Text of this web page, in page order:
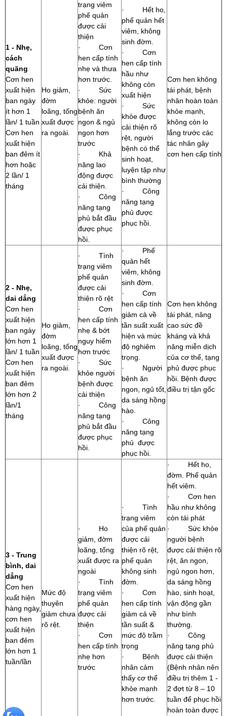
1 - Nhẹ,
cách
quãng
Cơn hen
xuất hiện
ban ngày
ít hơn 1
lần/ 1 tuần
Cơn hen
xuất hiện
ban đêm ít
hơn hoặc
2 lần/ 1
tháng
Ho giảm,
đờm
loãng, tống
xuất được
ra ngoài.
trạng viêm
phế quản
được cải
thiện
· Cơn
hen cấp tính
nhẹ và thưa
hơn trước.
· Sức
khỏe: người
bệnh ăn
ngon & ngủ
ngon hơn
trước
· Khả
năng lao
động được
cải thiện.
· Công
năng tạng
phủ bắt đầu
được phục
hồi.
· Hết ho,
phế quản hết
viêm, không
sinh đờm.
· Cơn
hen cấp tính
hầu như
không còn
xuất hiện
· Sức
khỏe được
cải thiện rõ
rệt, người
bệnh có thể
sinh hoạt,
luyện tập như
bình thường
· Công
năng tạng
phủ được
phục hồi.
Cơn hen không
tái phát, bệnh
nhân hoàn toàn
khỏe mạnh,
không còn lo
lắng trước các
tác nhân gây
cơn hen cấp tính
2 - Nhẹ,
dai dẳng
Cơn hen
xuất hiện
ban ngày
lớn hơn 1
lần/ 1 tuần
Cơn hen
xuất hiện
ban đêm
lớn hơn 2
lần/1
tháng
Ho giảm,
đờm
loãng, tống
xuất được
ra ngoài.
· Tình
trạng viêm
phế quản
được cải
thiện rõ rệt
· Cơn
hen cấp tính
nhẹ & bớt
nguy hiểm
hơn trước
· Sức
khỏe người
bệnh được
cải thiện
· Công
năng tạng
phủ bắt đầu
được phục
hồi.
· Phế
quản hết
viêm, không
sinh đờm.
· Cơn
hen cấp tính
giảm cả về
tần suất xuất
hiện và mức
độ nghiêm
trọng.
· Người
bệnh ăn
ngon, ngủ tốt,
da sáng hồng
hào.
· Công
năng tạng
phủ được
phục hồi.
Cơn hen không
tái phát, nâng
cao sức đề
kháng và khả
năng miễn dịch
của cơ thể, tạng
phủ được phục
hồi. Bệnh được
điều trị tận gốc
3 - Trung
bình, dai
dẳng
Cơn hen
xuất hiện
hàng ngày,
cơn hen
xuất hiện
ban đêm
lớn hơn 1
tuần/lần
Mức độ
thuyên
giảm chưa
rõ rệt.
· Ho
giảm, đờm
loãng, tống
xuất được ra
ngoài
· Tình
trạng viêm
phế quản
được cải
thiện
· Cơn
hen cấp tính
nhẹ hơn
trước
· Tình
trạng viêm
của phế quản
được cải
thiện rõ rệt,
phế quản
không sinh
đờm.
· Cơn
hen cấp tính
giảm cả về
tần suất &
mức độ trầm
trọng
· Bệnh
nhân cảm
thấy cơ thể
khỏe mạnh
hơn trước.
· Hết ho,
đờm. Phế quản
hết viêm.
· Cơn hen
hầu như không
còn tái phát
· Sức khỏe
người bệnh
được cải thiện rõ
rệt, ăn ngon,
ngủ ngon hơn,
da sáng hồng
hào, sinh hoạt,
vận động gần
như bình
thường.
· Công
năng tạng phủ
được cải thiện
(Bệnh nhân nên
điều trị thêm 1 -
2 đợt từ 8 – 10
tuần để phục hồi
hoàn toàn được